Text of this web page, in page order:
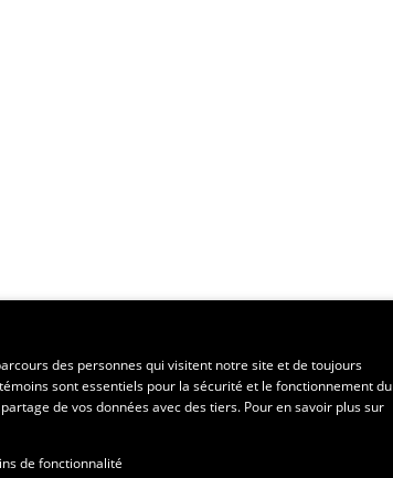
des personnes qui visitent notre site et de toujours
sont essentiels pour la sécurité et le fonctionnement du
de vos données avec des tiers. Pour en savoir plus sur
de fonctionnalité